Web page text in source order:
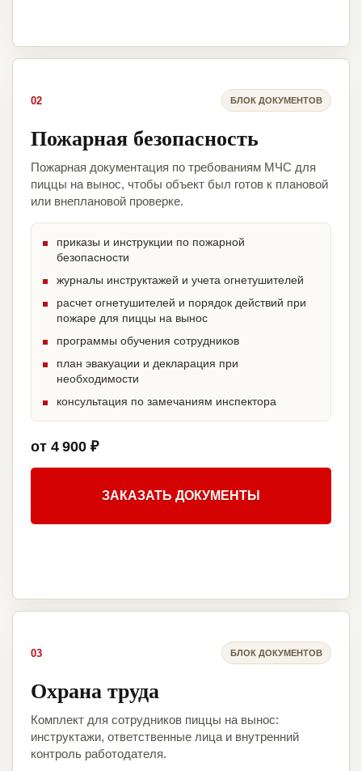
02 БЛОК ДОКУМЕНТОВ
Пожарная безопасность
Пожарная документация по требованиям МЧС для
пиццы на вынос, чтобы объект был готов к плановой
или внеплановой проверке.
приказы и инструкции по пожарной
безопасности
журналы инструктажей и учета огнетушителей
расчет огнетушителей и порядок действий при
пожаре для пиццы на вынос
программы обучения сотрудников
план эвакуации и декларация при
необходимости
консультация по замечаниям инспектора
от 4 900 ₽
ЗАКАЗАТЬ ДОКУМЕНТЫ
03 БЛОК ДОКУМЕНТОВ
Охрана труда
Комплект для сотрудников пиццы на вынос:
инструктажи, ответственные лица и внутренний
контроль работодателя.